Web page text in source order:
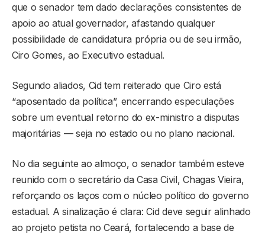
que o senador tem dado declarações consistentes de
apoio ao atual governador, afastando qualquer
possibilidade de candidatura própria ou de seu irmão,
Ciro Gomes, ao Executivo estadual.
Segundo aliados, Cid tem reiterado que Ciro está
“aposentado da política”, encerrando especulações
sobre um eventual retorno do ex-ministro a disputas
majoritárias — seja no estado ou no plano nacional.
No dia seguinte ao almoço, o senador também esteve
reunido com o secretário da Casa Civil, Chagas Vieira,
reforçando os laços com o núcleo político do governo
estadual. A sinalização é clara: Cid deve seguir alinhado
ao projeto petista no Ceará, fortalecendo a base de